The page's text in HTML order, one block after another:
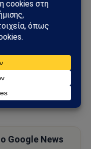
News
Google News